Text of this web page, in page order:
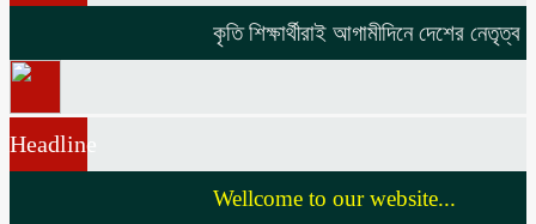
কৃতি শিক্ষার্থীরাই আগামীদিনে দেশের নেতৃত্ব
Headline
Wellcome to our website...